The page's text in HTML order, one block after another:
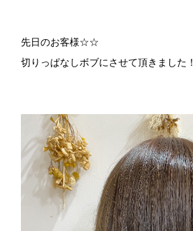
先日のお客様☆☆
切りっぱなしボブにさせて頂きました！